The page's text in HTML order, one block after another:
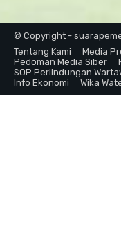
© Copyright -
Tentang Kami
Media
Pedoman Media Siber
SOP Perlindungan
Info Ekonomi
Wika